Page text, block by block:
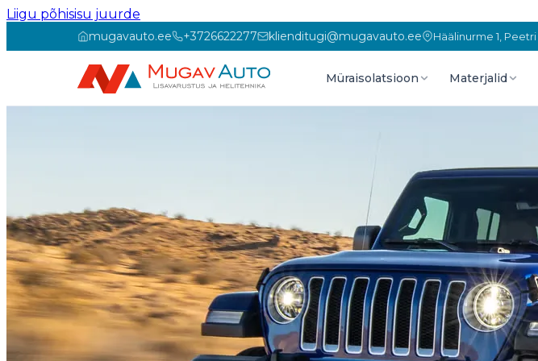
Liigu põhisisu juurde
mugavauto.ee +3726622277 klienditugi@mugavauto.ee Häälinurme 1, Peetri
Müraisolatsioon Materjalid